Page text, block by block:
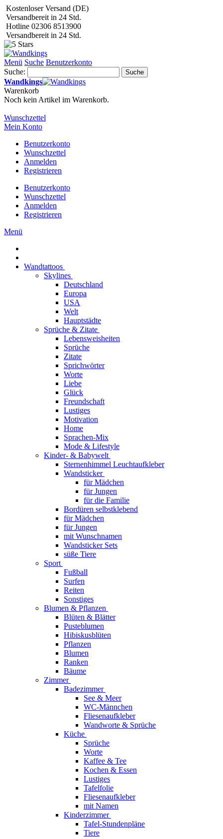
Kostenloser Versand (DE)
Versandbereit in 24 Std.
Hotline 02306 8513900
Versandbereit in 24 Std.
Menü Suche Benutzerkonto
Suche:
Suche
Wandkings
Warenkorb
Noch kein Artikel im Warenkorb.
Wunschzettel
Mein Konto
Benutzerkonto
Wunschzettel
Anmelden
Registrieren
Benutzerkonto
Wunschzettel
Anmelden
Registrieren
Menü
Wandtattoos
Skylines
Deutschland
Europa
USA
Welt
Hauptstädte
Sprüche & Zitate
Lebensweisheiten
Sprüche
Zitate
Sprichwörter
Worte
Liebe
Glück
Freundschaft
Lustiges
Motivation
Home
Sprachen-Mix
Mode & Lifestyle
Kinder- & Babywelt
Sternenhimmel Leuchtaufkleber
Wandsticker
für Mädchen
für Jungen
für die Familie
Bordüren selbstklebend
für Mädchen
für Jungen
mit Wunschnamen
Wandsticker Sets
süße Tiere
Sport
Fußball
Surfen
Reiten
Sonstiges
Blumen & Pflanzen
Blüten & Blätter
Pusteblumen
Hibiskusblüten
Pflanzen
Blumen
Ranken
Bäume
Zimmer
Badezimmer
See & Meer
WC-Männchen
Fliesenaufkleber
Wandworte & Sprüche
Küche
Sprüche
Worte
Kaffee & Tee
Kochen & Essen
Lustiges
Tafelfolie
Fliesenaufkleber
mit Namen
Kinderzimmer
Tafel-Stundenpläne
Tiere